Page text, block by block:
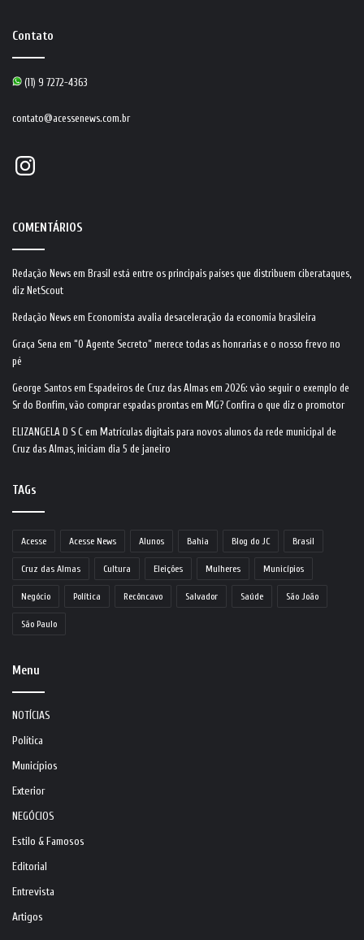
Contato
(11) 9 7272-4363
contato@acessenews.com.br
Instagram
COMENTÁRIOS
Redação News em Brasil está entre os principais países que distribuem ciberataques,
diz NetScout
Redação News em Economista avalia desaceleração da economia brasileira
Graça Sena em “O Agente Secreto” merece todas as honrarias e o nosso frevo no
pé
George Santos em Espadeiros de Cruz das Almas em 2026: vão seguir o exemplo de
Sr do Bonfim, vão comprar espadas prontas em MG? Confira o que diz o promotor
ELIZANGELA D S C em Matrículas digitais para novos alunos da rede municipal de
Cruz das Almas, iniciam dia 5 de janeiro
TAGs
Acesse Acesse News Alunos Bahia Blog do JC Brasil
Cruz das Almas Cultura Eleições Mulheres Municípios
Negócio Política Recôncavo Salvador Saúde São João
São Paulo
Menu
NOTÍCIAS
Política
Municípios
Exterior
NEGÓCIOS
Estilo & Famosos
Editorial
Entrevista
Artigos